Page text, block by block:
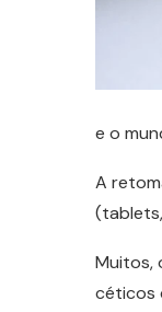
e o
A
Muitos,
céticos